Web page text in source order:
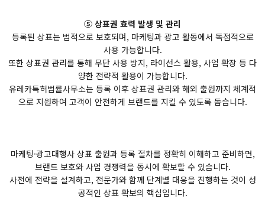
⑤ 상표권 효력 발생 및 관리
등록된 상표는 법적으로 보호되며, 마케팅과 광고 활동에서 독점적으로
사용 가능합니다.
또한 상표권 관리를 통해 무단 사용 방지, 라이선스 활용, 사업 확장 등 다
양한 전략적 활용이 가능합니다.
유레카특허법률사무소는 등록 이후 상표권 관리와 해외 출원까지 체계적
으로 지원하여 고객이 안전하게 브랜드를 지킬 수 있도록 돕습니다.
마케팅·광고대행사 상표 출원과 등록 절차를 정확히 이해하고 준비하면,
브랜드 보호와 사업 경쟁력을 동시에 확보할 수 있습니다.
사전에 전략을 설계하고, 전문가와 함께 단계별 대응을 진행하는 것이 성
공적인 상표 확보의 핵심입니다.